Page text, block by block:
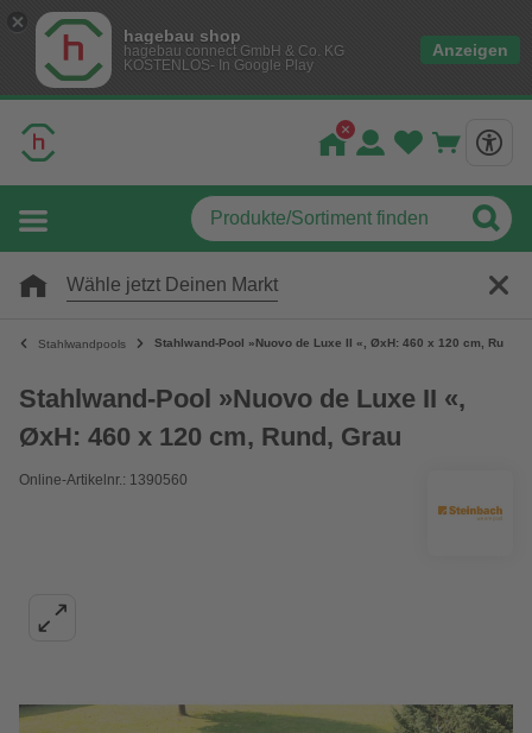
hagebau shop
hagebau connect GmbH & Co. KG
KOSTENLOS- In Google Play
Anzeigen
Wähle jetzt Deinen Markt
Stahlwandpools Stahlwand-Pool »Nuovo de Luxe II «, ØxH: 460 x 120 cm, Rund,
Stahlwand-Pool »Nuovo de Luxe II «,
ØxH: 460 x 120 cm, Rund, Grau
Online-Artikelnr.: 1390560